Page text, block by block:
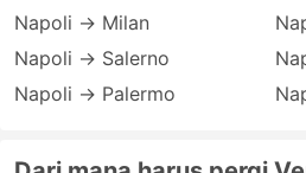
Napoli → Milan
Napoli → Salerno
Napoli → Palermo